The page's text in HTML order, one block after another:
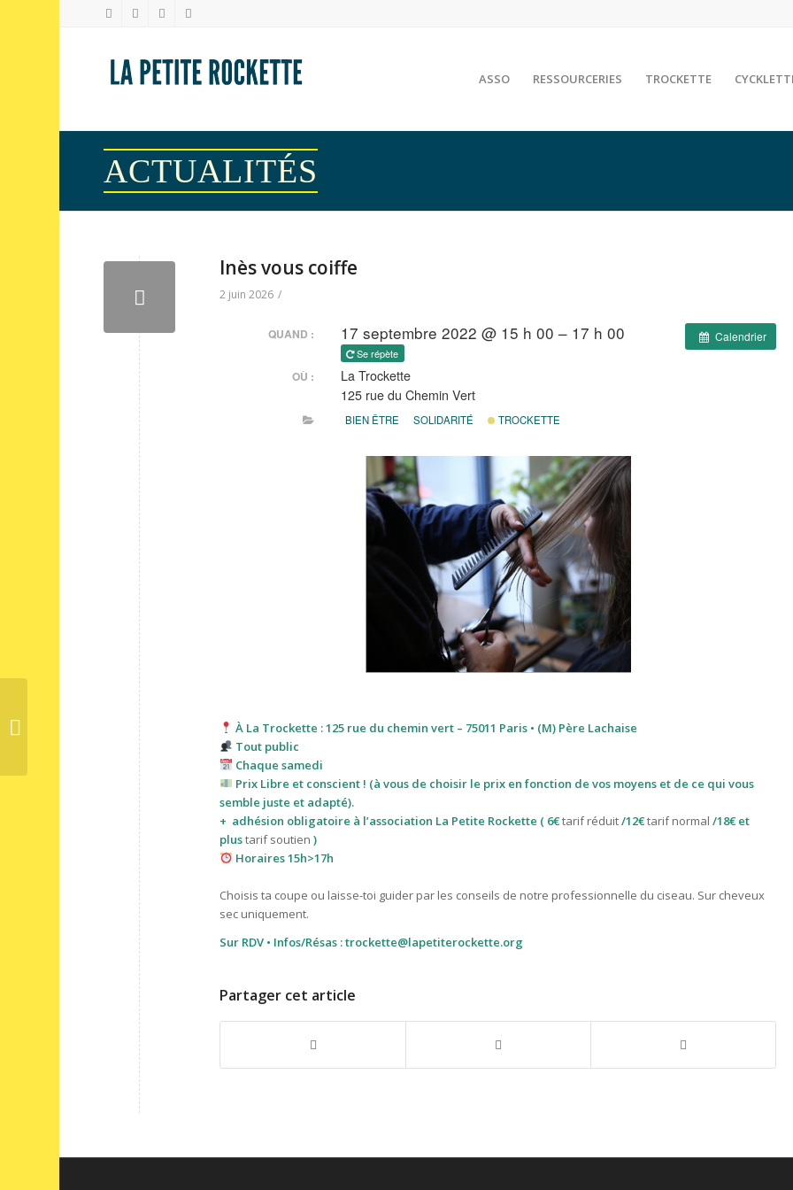
ASSO RESSOURCERIES TROCKETTE
ACTUALITÉS
Inès vous coiffe
2 juin 2026 /
Calendrier
QUAND : 17 septembre 2022 @ 15 h 00 – 17 h 00
Se répète
OÙ :
La Trockette
125 rue du Chemin Vert
BIEN ÊTRE SOLIDARITÉ TROCKETTE
À La Trockette : 125 rue du chemin vert – 75011 Paris • (M) Père Lachaise
Tout public
Chaque samedi
Prix Libre et conscient ! (à vous de choisir le prix en fonction de vos moyens et de ce qui vous
semble juste et adapté).
+ adhésion obligatoire à l’association La Petite Rockette ( 6€tarif réduit/12€tarif normal /18€ et
plustarif soutien )
Horaires 15h>17h
Choisis ta coupe ou laisse-toi guider par les conseils de notre professionnelle du ciseau. Sur cheveux
sec uniquement.
Sur RDV • Infos/Résas : trockette@lapetiterockette.org
Partager cet article
Vente Spéciale Les Réparés #5